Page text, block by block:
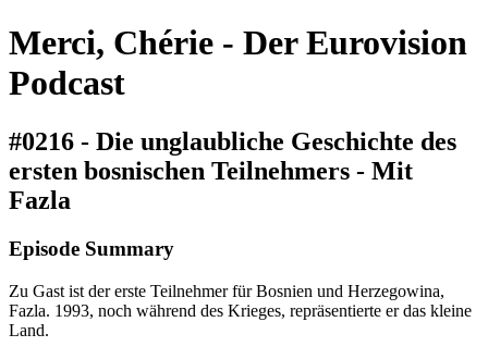
Merci, Chérie - Der Eurovision
Podcast
#0216 - Die unglaubliche Geschichte des
ersten bosnischen Teilnehmers - Mit
Fazla
Episode Summary
Zu Gast ist der erste Teilnehmer für Bosnien und Herzegowina,
Fazla. 1993, noch während des Krieges, repräsentierte er das kleine
Land.